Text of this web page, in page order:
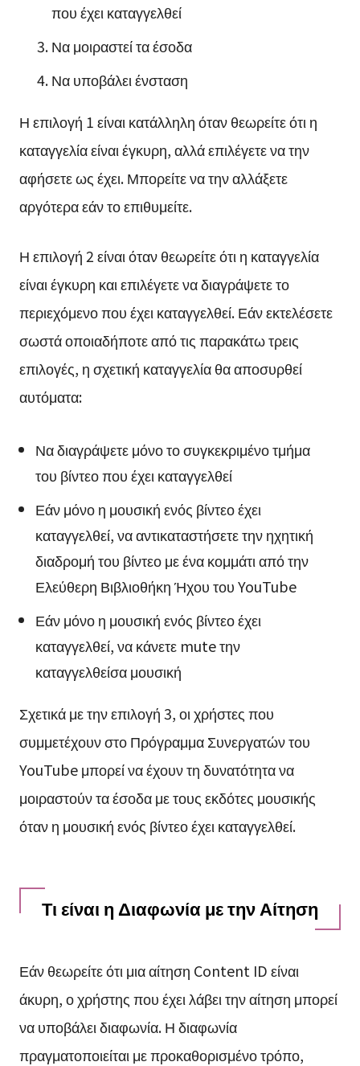
που έχει καταγγελθεί
Να μοιραστεί τα έσοδα
Να υποβάλει ένσταση
Η επιλογή 1 είναι κατάλληλη όταν θεωρείτε ότι η
καταγγελία είναι έγκυρη, αλλά επιλέγετε να την
αφήσετε ως έχει. Μπορείτε να την αλλάξετε
αργότερα εάν το επιθυμείτε.
Η επιλογή 2 είναι όταν θεωρείτε ότι η καταγγελία
είναι έγκυρη και επιλέγετε να διαγράψετε το
περιεχόμενο που έχει καταγγελθεί. Εάν εκτελέσετε
σωστά οποιαδήποτε από τις παρακάτω τρεις
επιλογές, η σχετική καταγγελία θα αποσυρθεί
αυτόματα:
Να διαγράψετε μόνο το συγκεκριμένο τμήμα
του βίντεο που έχει καταγγελθεί
Εάν μόνο η μουσική ενός βίντεο έχει
καταγγελθεί, να αντικαταστήσετε την ηχητική
διαδρομή του βίντεο με ένα κομμάτι από την
Ελεύθερη Βιβλιοθήκη Ήχου του YouTube
Εάν μόνο η μουσική ενός βίντεο έχει
καταγγελθεί, να κάνετε mute την
καταγγελθείσα μουσική
Σχετικά με την επιλογή 3, οι χρήστες που
συμμετέχουν στο Πρόγραμμα Συνεργατών του
YouTube μπορεί να έχουν τη δυνατότητα να
μοιραστούν τα έσοδα με τους εκδότες μουσικής
όταν η μουσική ενός βίντεο έχει καταγγελθεί.
Τι είναι η Διαφωνία με την Αίτηση
Εάν θεωρείτε ότι μια αίτηση Content ID είναι
άκυρη, ο χρήστης που έχει λάβει την αίτηση μπορεί
να υποβάλει διαφωνία. Η διαφωνία
πραγματοποιείται με προκαθορισμένο τρόπο,